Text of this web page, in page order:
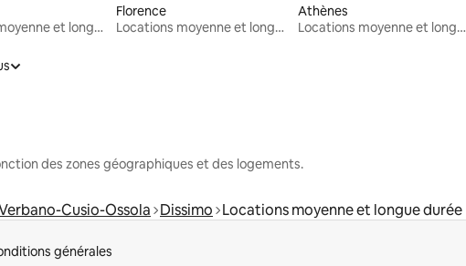
Locations moyenne et longue durée
Florence
Locations moyenne et longue durée
Athènes
Locations moyenne et longue durée
des zones géographiques et des logements.
Cusio-Ossola Dissimo Locations moyenne et longue durée
générales